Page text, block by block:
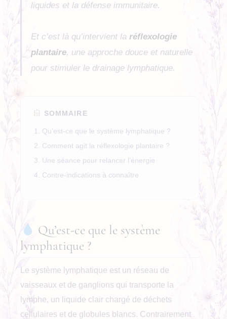
liquides et la défense immunitaire.
Et c’est là qu’intervient la réflexologie
plantaire, une approche douce et naturelle
pour stimuler le drainage lymphatique.
SOMMAIRE
Qu’est-ce que le système lymphatique ?
Comment agit la réflexologie plantaire ?
Une séance pour relancer l’énergie
Contre-indications à connaître
Qu’est-ce que le système
lymphatique ?
Le système lymphatique est un réseau de
vaisseaux et de ganglions qui transporte la
lymphe, un liquide clair chargé de déchets
cellulaires et de globules blancs. Contrairement